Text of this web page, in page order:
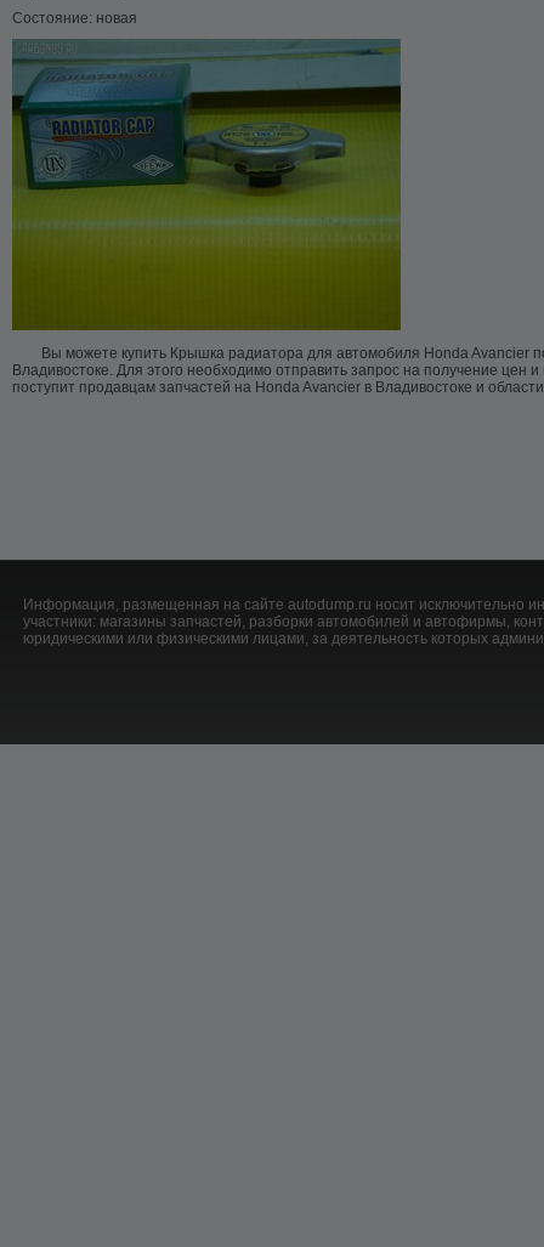
Состояние: новая
Вы можете купить Крышка радиатора для автомобиля Honda Avancier
Владивостоке. Для этого необходимо отправить запрос на получение цен
поступит продавцам запчастей на Honda Avancier в Владивостоке и
Информация, размещенная на сайте autodump.ru носит исключительно
участники: магазины запчастей, разборки автомобилей и автофирмы,
юридическими или физическими лицами, за деятельность которых